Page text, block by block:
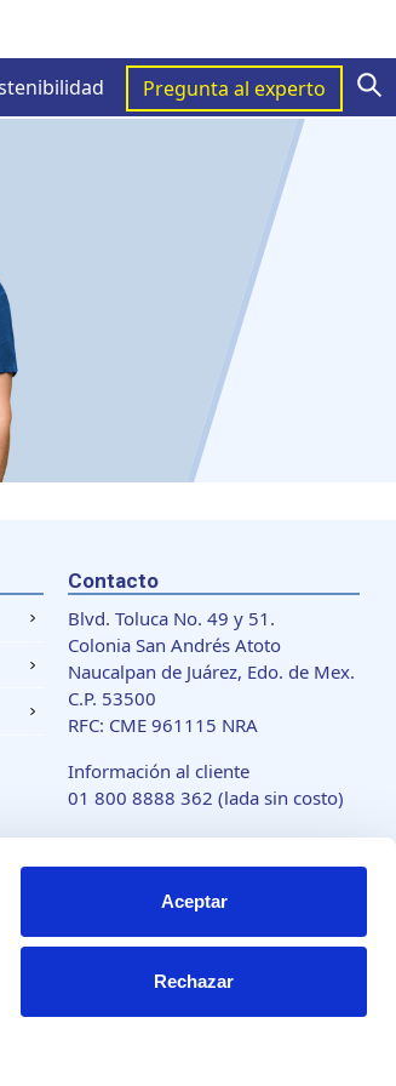
Aceptar
Rechazar
Pregunta al experto
Contacto
Blvd. Toluca No. 49 y 51.
Colonia San Andrés Atoto
Naucalpan de Juárez, Edo. de Mex.
C.P. 53500
RFC: CME 961115 NRA
Información al cliente
01 800 8888 362 (lada sin costo)
www.acmarca.com